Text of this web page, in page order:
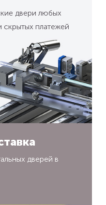
двери любых
скрытых платежей
дверей в